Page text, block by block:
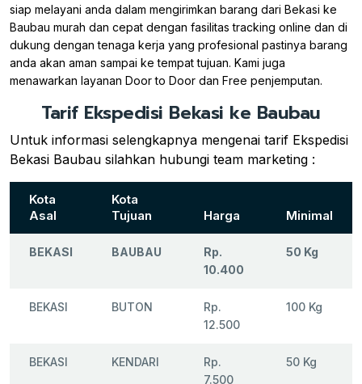
siap melayani anda dalam mengirimkan barang dari Bekasi ke
Baubau murah dan cepat dengan fasilitas tracking online dan di
dukung dengan tenaga kerja yang profesional pastinya barang
anda akan aman sampai ke tempat tujuan. Kami juga
menawarkan layanan Door to Door dan Free penjemputan.
Tarif Ekspedisi Bekasi ke Baubau
Untuk informasi selengkapnya mengenai tarif Ekspedisi
Bekasi Baubau silahkan hubungi team marketing :
Kota
Asal
Kota
Tujuan
Harga Minimal
BEKASI BAUBAU
Rp.
10.400
50 Kg
BEKASI BUTON
Rp.
12.500
100 Kg
BEKASI KENDARI
Rp.
7.500
50 Kg